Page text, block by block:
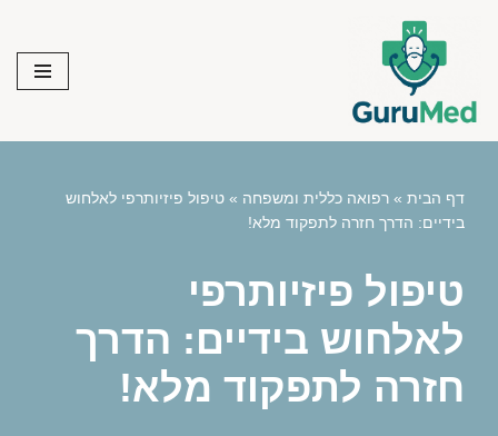
content
דף הבית » רפואה כללית ומשפחה » טיפול פיזיותרפי לאלחוש
בידיים: הדרך חזרה לתפקוד מלא!
טיפול פיזיותרפי
לאלחוש בידיים: הדרך
חזרה לתפקוד מלא!